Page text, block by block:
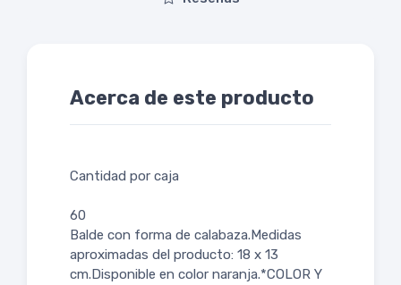
Acerca de este producto
Cantidad por caja
60
Balde con forma de calabaza.Medidas
aproximadas del producto: 18 x 13
cm.Disponible en color naranja.*COLOR Y